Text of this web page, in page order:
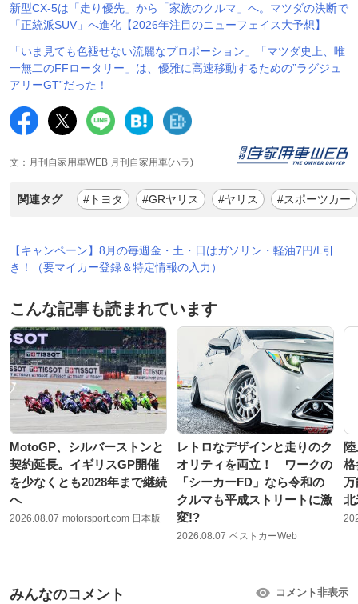
新型CX-5は「走り優先」から「家族のクルマ」へ。マツダの決断で
「正統派SUV」へ進化【2026年注目のニューフェイス大予想】
「いま見ても色褪せない流麗なプロポーション」「マツダ史上、唯
一無二のFFロータリー」は、優雅に高速移動するための”ラグジュ
アリーGT”だった！
文：月刊自家用車WEB 月刊自家用車(ハラ)
関連タグ #トヨタ #GRヤリス #ヤリス #スポーツカー
【キャンペーン】8月の毎週金・土・日はガソリン・軽油7円/L引
き！（要マイカー登録＆特定情報の入力）
こんな記事も読まれています
MotoGP、シルバーストンと
契約延長。イギリスGP開催
を少なくとも2028年まで継続
へ
2026.08.07 motorsport.com 日本版
レトロなデザインと走りのク
オリティを両立！ ワークの
「シーカーFD」なら令和の
クルマも平成ストリートに激
変!?
2026.08.07 ベストカーWeb
万
北
みんなのコメント コメント非表示